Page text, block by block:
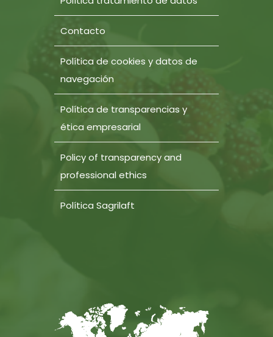
Contacto
Política de cookies y datos de
navegación
Política de transparencias y
ética empresarial
Policy of transparency and
professional ethics
Política Sagrilaft